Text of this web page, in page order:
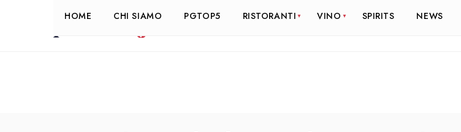
HOME CHI SIAMO PGTOP5 RISTORANTI VINO SPIRITS NEWS